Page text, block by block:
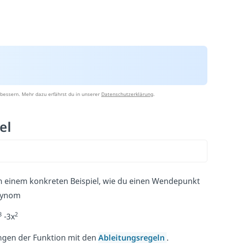
Mehr dazu erfährst du in unserer Datenschutzerklärung.
einem konkreten Beispiel, wie du einen Wendepunkt
-3x2
der Funktion mit den Ableitungsregeln .